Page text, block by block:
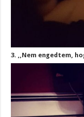
3. ,,Nem engedtem,